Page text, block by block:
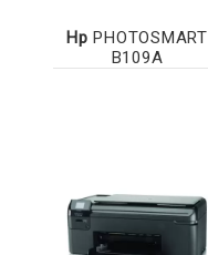
Hp PHOTOSMART
B109A